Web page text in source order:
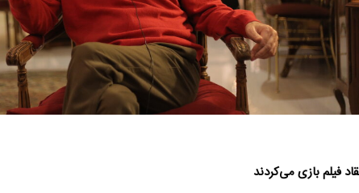
فیلم بازی می‌کردند